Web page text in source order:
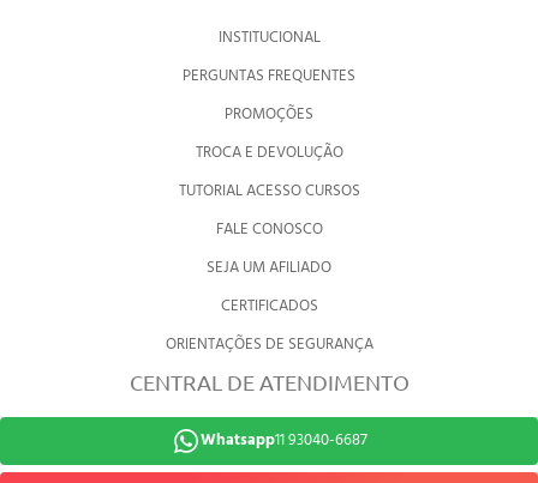
INSTITUCIONAL
PERGUNTAS FREQUENTES
PROMOÇÕES
TROCA E DEVOLUÇÃO
TUTORIAL ACESSO CURSOS
FALE CONOSCO
SEJA UM AFILIADO
CERTIFICADOS
ORIENTAÇÕES DE SEGURANÇA
CENTRAL DE ATENDIMENTO
Whatsapp11 93040-6687